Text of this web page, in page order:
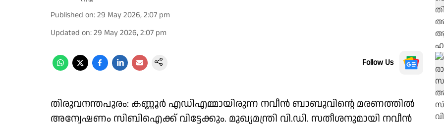
Published on:29 May 2026, 2:07 pm
Updated on:29 May 2026, 2:07 pm
Follow Us
തിരുവനന്തപുരം: കണ്ണൂർ എഡിഎമ്മായിരുന്ന നവീന്‍ ബാബുവിൻ്റെ മരണത്തിൽ
അന്വേഷണം സിബിഐക്ക് വിട്ടേക്കും. മുഖ്യമന്ത്രി വി.ഡി. സതീശനുമായി നവീന്‍